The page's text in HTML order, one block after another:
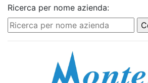
Ricerca per nome azienda: